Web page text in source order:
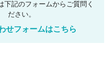
下記のフォームからご質問く
ださい。
せフォームはこちら